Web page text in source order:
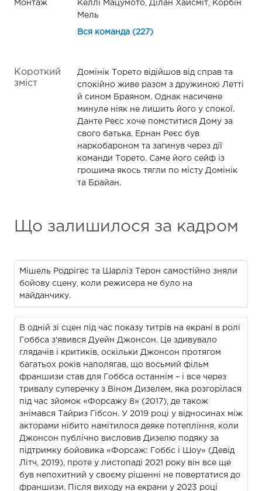
Монтаж
Келлі Мацумото, Ділан Хайсміт, Корбін
Мель
Вся команда (227)
Короткий
зміст
Домінік Торето відійшов від справ та
спокійно живе разом з дружиною Летті
й сином Браяном. Однак насичене
минуле ніяк не лишить його у спокої.
Данте Реєс хоче помститися Дому за
свого батька. Ернан Реєс був
наркобароном та загинув через дії
команди Торето. Саме його сейф із
грошима якось тягли по місту Домінік
та Брайан.
Що залишилося за кадром
Мішель Родрігес та Шарліз Терон самостійно зняли
бойову сцену, коли режисера не було на
майданчику.
В одній зі сцен під час показу титрів на екрані в ролі
Гоббса з'явився Дуейн Джонсон. Це здивувало
глядачів і критиків, оскільки Джонсон протягом
багатьох років наполягав, що восьмий фільм
франшизи став для Гоббса останнім – і все через
тривалу суперечку з Віном Дизелем, яка розгорілася
під час зйомок «Форсажу 8» (2017), де також
знімався Тайриз Гібсон. У 2019 році у відносинах між
акторами нібито намітилося деяке потепління, коли
Джонсон публічно висловив Дизелю подяку за
підтримку бойовика «Форсаж: Гоббс і Шоу» (Девід
Літч, 2019), проте у листопаді 2021 року він все ще
був непохитний у своєму рішенні не повертатися до
франшизи. Після виходу на екрани у 2023 році